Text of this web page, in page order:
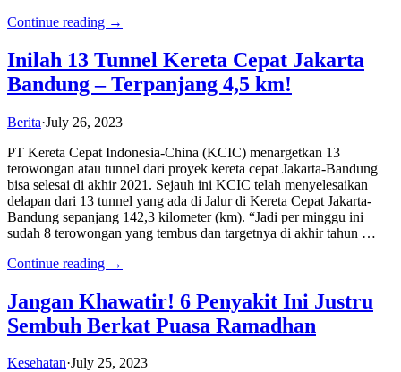
Continue reading →
Inilah 13 Tunnel Kereta Cepat Jakarta
Bandung – Terpanjang 4,5 km!
Berita·July 26, 2023
PT Kereta Cepat Indonesia-China (KCIC) menargetkan 13
terowongan atau tunnel dari proyek kereta cepat Jakarta-Bandung
bisa selesai di akhir 2021. Sejauh ini KCIC telah menyelesaikan
delapan dari 13 tunnel yang ada di Jalur di Kereta Cepat Jakarta-
Bandung sepanjang 142,3 kilometer (km). “Jadi per minggu ini
sudah 8 terowongan yang tembus dan targetnya di akhir tahun …
Continue reading →
Jangan Khawatir! 6 Penyakit Ini Justru
Sembuh Berkat Puasa Ramadhan
Kesehatan·July 25, 2023